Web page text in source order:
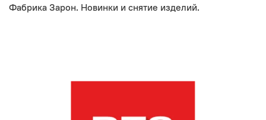
Фабрика Зарон. Новинки и снятие изделий.